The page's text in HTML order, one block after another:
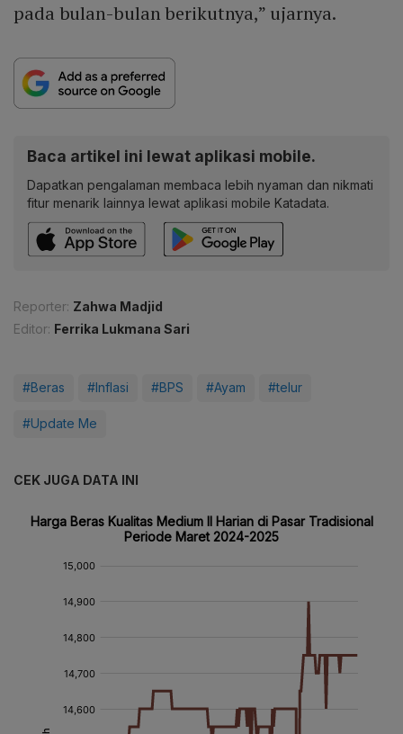
pada bulan-bulan berikutnya,” ujarnya.
Baca artikel ini lewat aplikasi mobile.
Dapatkan pengalaman membaca lebih nyaman dan nikmati
fitur menarik lainnya lewat aplikasi mobile Katadata.
Reporter: Zahwa Madjid
Editor: Ferrika Lukmana Sari
#Beras #Inflasi #BPS #Ayam #telur
#Update Me
CEK JUGA DATA INI